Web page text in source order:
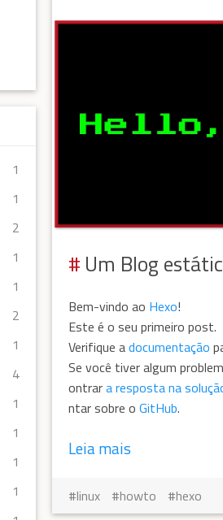
1
1
2
1
1
2
1
4
1
1
1
1
Um Blog
Bem-vindo ao Hexo!
Este é o seu primeiro post.
Verifique adocumentação
Se você tiver algum
ontrara resposta na
ntar sobre o GitHub.
Leia mais
linux howto hexo